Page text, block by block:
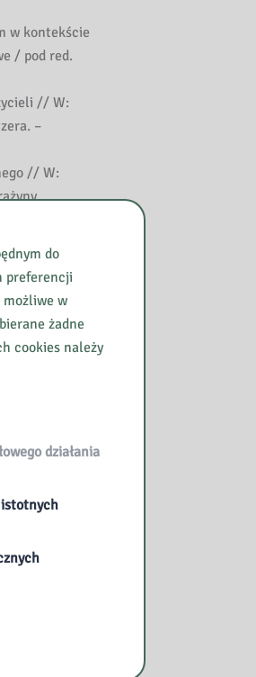
w kontekście
/ pod red.
// W:
–
// W:
:
w
Marii Curie-
i
42.
i
Anny
w
i
praca
do
preferencji
możliwe w
żadne
cookies należy
działania